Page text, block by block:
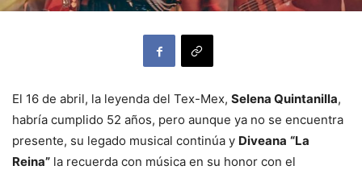
El 16 de abril, la leyenda del Tex-Mex, Selena Quintanilla,
habría cumplido 52 años, pero aunque ya no se encuentra
presente, su legado musical continúa y Diveana “La
Reina” la recuerda con música en su honor con el